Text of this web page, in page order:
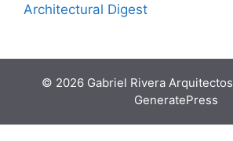
Architectural Digest
© 2026 Gabriel Rivera Arquitectos
GeneratePress